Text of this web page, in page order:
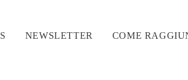
NEWSLETTER COME